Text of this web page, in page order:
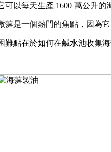
可以每天生產 1600 萬公升
藻是一個熱門的焦點，因為
難點在於如何在鹹水池收集